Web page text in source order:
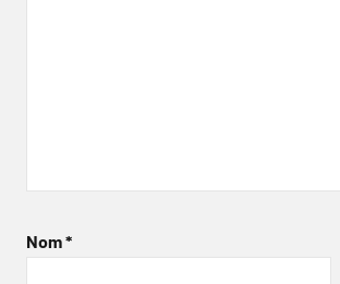
Nom*